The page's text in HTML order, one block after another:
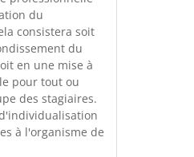
du
consistera soit
du
en une mise à
pour tout ou
des stagiaires.
à l'organisme de